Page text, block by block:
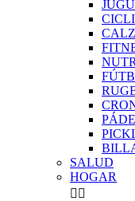
SALUD
HOGAR
 